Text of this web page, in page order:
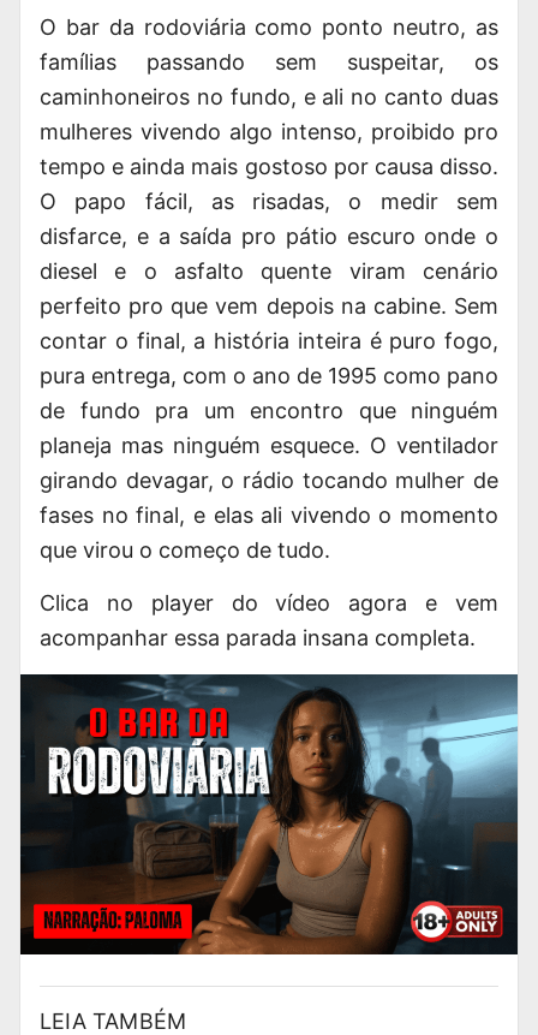
O bar da rodoviária como ponto neutro, as
famílias passando sem suspeitar, os
caminhoneiros no fundo, e ali no canto duas
mulheres vivendo algo intenso, proibido pro
tempo e ainda mais gostoso por causa disso.
O papo fácil, as risadas, o medir sem
disfarce, e a saída pro pátio escuro onde o
diesel e o asfalto quente viram cenário
perfeito pro que vem depois na cabine. Sem
contar o final, a história inteira é puro fogo,
pura entrega, com o ano de 1995 como pano
de fundo pra um encontro que ninguém
planeja mas ninguém esquece. O ventilador
girando devagar, o rádio tocando mulher de
fases no final, e elas ali vivendo o momento
que virou o começo de tudo.
Clica no player do vídeo agora e vem
acompanhar essa parada insana completa.
LEIA TAMBÉM